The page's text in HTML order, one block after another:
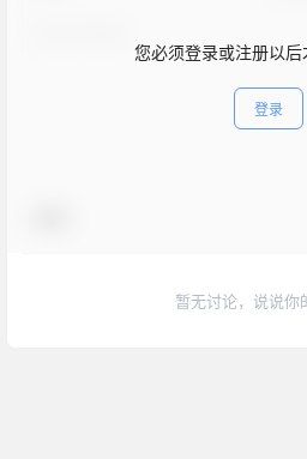
您必须登录或注册以
登录
暂无讨论，说说你